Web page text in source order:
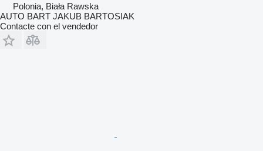
Polonia, Biała Rawska
AUTO BART JAKUB BARTOSIAK
Contacte con el vendedor